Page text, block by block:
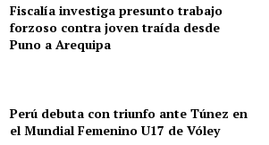
Andes
Fiscalía investiga presunto trabajo
forzoso contra joven traída desde
Puno a Arequipa
Perú debuta con triunfo ante Túnez en
el Mundial Femenino U17 de Vóley